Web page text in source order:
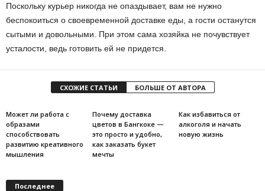
Поскольку курьер никогда не опаздывает, вам не нужно
беспокоиться о своевременной доставке еды, а гости останутся
сытыми и довольными. При этом сама хозяйка не почувствует
усталости, ведь готовить ей не придется.
СХОЖИЕ СТАТЬИ БОЛЬШЕ ОТ АВТОРА
Может ли работа с
образами
способствовать
развитию креативного
мышления
Почему доставка
цветов в Бангкоке —
это просто и удобно,
как заказать букет
мечты
Как избавиться от
алкоголя и начать
новую жизнь
Последнее